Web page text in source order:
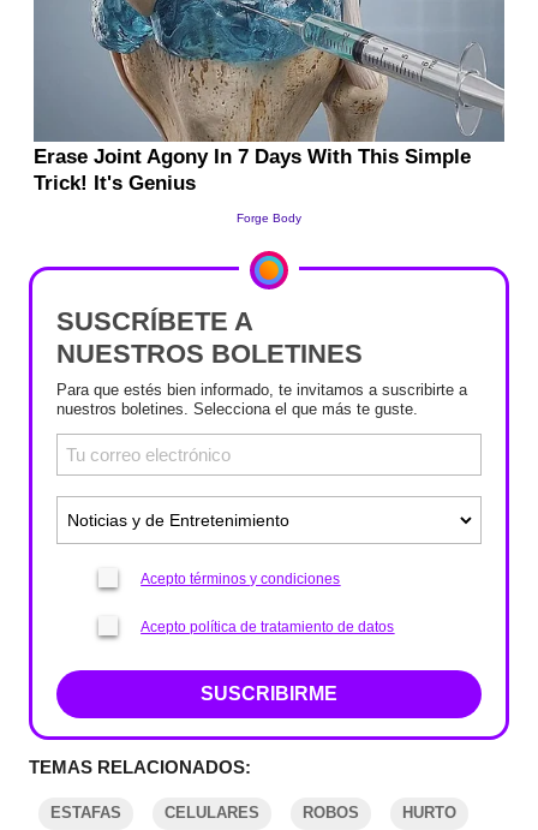
SUSCRÍBETE A
NUESTROS BOLETINES
Para que estés bien informado, te invitamos a suscribirte a
nuestros boletines. Selecciona el que más te guste.
Acepto términos y condiciones
Acepto política de tratamiento de datos
SUSCRIBIRME
TEMAS RELACIONADOS:
ESTAFAS CELULARES ROBOS HURTO